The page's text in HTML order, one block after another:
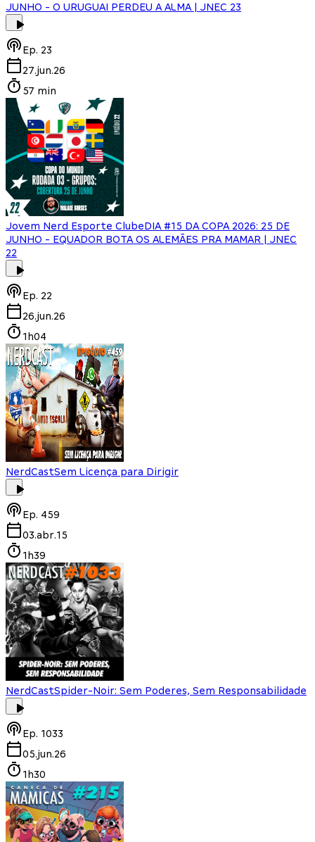
JUNHO - O URUGUAI PERDEU A ALMA | JNEC 23
Ep. 23
27.jun.26
57 min
Jovem Nerd Esporte ClubeDIA #15 DA COPA 2026: 25 DE
JUNHO - EQUADOR BOTA OS ALEMÃES PRA MAMAR | JNEC
22
Ep. 22
26.jun.26
1h04
NerdCastSem Licença para Dirigir
Ep. 459
03.abr.15
1h39
NerdCastSpider-Noir: Sem Poderes, Sem Responsabilidade
Ep. 1033
05.jun.26
1h30